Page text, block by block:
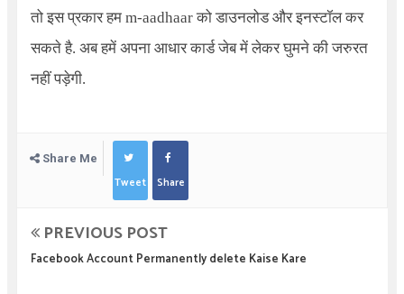
तो इस प्रकार हम m-aadhaar को डाउनलोड और इनस्टॉल कर
सकते है. अब हमें अपना आधार कार्ड जेब में लेकर घुमने की जरुरत
नहीं पड़ेगी.
Share Me
Tweet Share
PREVIOUS POST
Facebook Account Permanently delete Kaise Kare